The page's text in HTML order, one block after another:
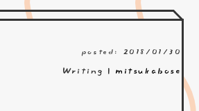
posted: 2018/01/30
Writing | mitsukabose